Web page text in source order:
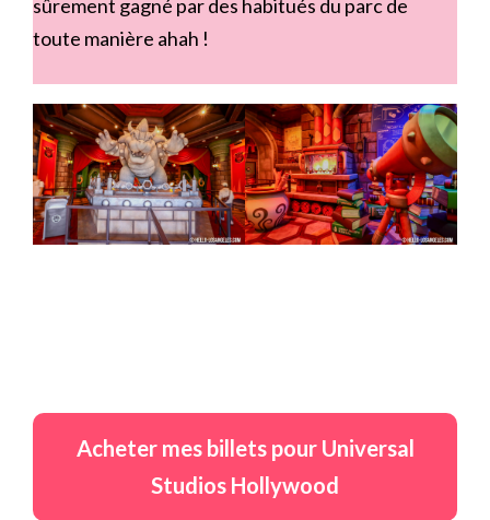
sûrement gagné par des habitués du parc de
toute manière ahah !
Acheter mes billets pour Universal
Studios Hollywood